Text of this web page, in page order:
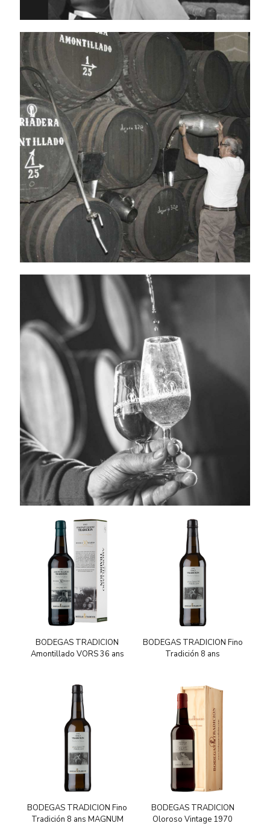
SOLERA
LE TRI
BODEGAS TRADICION
Amontillado VORS 36 ans
BODEGAS TRADICION Fino
Tradición 8 ans
BODEGAS TRADICION Fino
Tradición 8 ans MAGNUM
BODEGAS TRADICION
Oloroso Vintage 1970